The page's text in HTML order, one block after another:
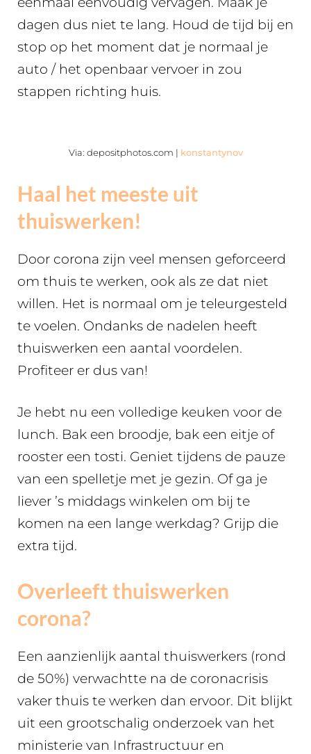
dagen dus niet te lang. Houd de tijd bij en
stop op het moment dat je normaal je
auto / het openbaar vervoer in zou
stappen richting huis.
Via: depositphotos.com | konstantynov
Haal het meeste uit
thuiswerken!
Door corona zijn veel mensen geforceerd
om thuis te werken, ook als ze dat niet
willen. Het is normaal om je teleurgesteld
te voelen. Ondanks de nadelen heeft
thuiswerken een aantal voordelen.
Profiteer er dus van!
Je hebt nu een volledige keuken voor de
lunch. Bak een broodje, bak een eitje of
rooster een tosti. Geniet tijdens de pauze
van een spelletje met je gezin. Of ga je
liever ’s middags winkelen om bij te
komen na een lange werkdag? Grijp die
extra tijd.
Overleeft thuiswerken
corona?
Een aanzienlijk aantal thuiswerkers (rond
de 50%) verwachtte na de coronacrisis
vaker thuis te werken dan ervoor. Dit blijkt
uit een grootschalig onderzoek van het
ministerie van Infrastructuur en